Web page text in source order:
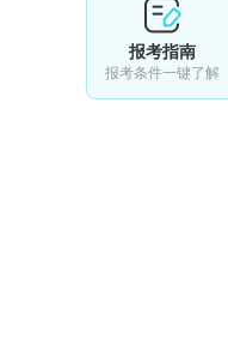
报考指南
报考条件一键了解